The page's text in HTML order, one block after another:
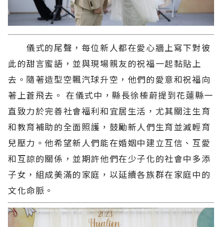
儀式的尾聲，每位新人都在愛心牆上寫下對彼
此的甜言蜜語，並與現場親友的祝福一起黏貼上
去。隨著造型空飄汽球升空，他們的愛意和祝福向
著上蒼飛去。 在儀式中，縣長徐榛蔚提到花蓮縣一
直致力於完善社會福利和宜居生活，尤其關注生育
和教育補助的全面照護，鼓勵新人們生育並減輕育
兒壓力。他希望新人們能在婚姻中建立互信、互愛
和互諒的關係，並期許他們在少子化的社會中多添
子女，組成美滿的家庭，以延續各族群在家庭中的
文化命脈。